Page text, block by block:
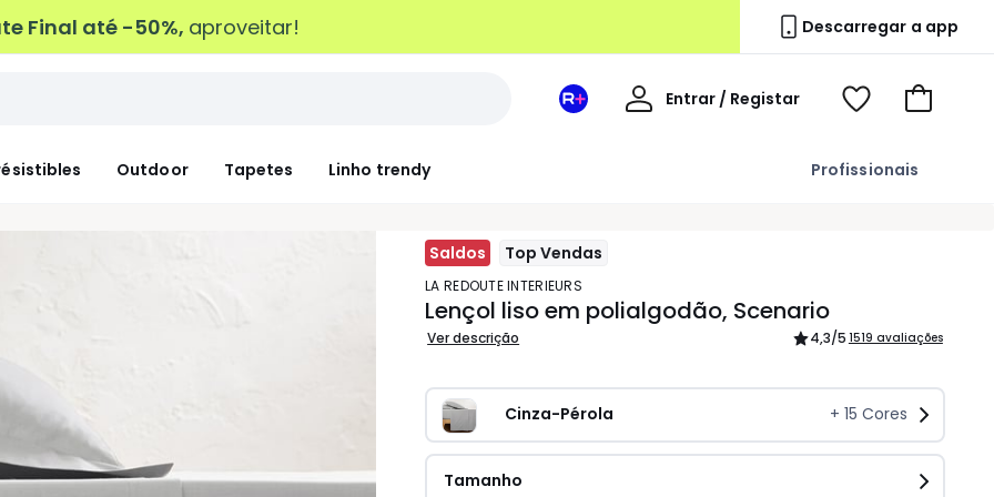
Final até -50%, aproveitar! Descarregar a app
Outdoor Tapetes Linho trendy Profissionais
Espaço
Entrar / Registar
Voir
Ir
carrinho
Saldos Top Vendas
LA REDOUTE INTERIEURS
Lençol liso em polialgodão, Scenario
Ver descrição 4,3/5 1519 avaliações
Cinza-Pérola + 15 Cores
Tamanho